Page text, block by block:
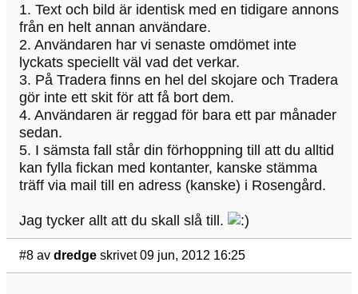
1. Text och bild är identisk med en tidigare annons
från en helt annan användare.
2. Användaren har vi senaste omdömet inte
lyckats speciellt väl vad det verkar.
3. På Tradera finns en hel del skojare och Tradera
gör inte ett skit för att få bort dem.
4. Användaren är reggad för bara ett par månader
sedan.
5. I sämsta fall står din förhoppning till att du alltid
kan fylla fickan med kontanter, kanske stämma
träff via mail till en adress (kanske) i Rosengård.
Jag tycker allt att du skall slå till.
#8 av dredge skrivet 09 jun, 2012 16:25